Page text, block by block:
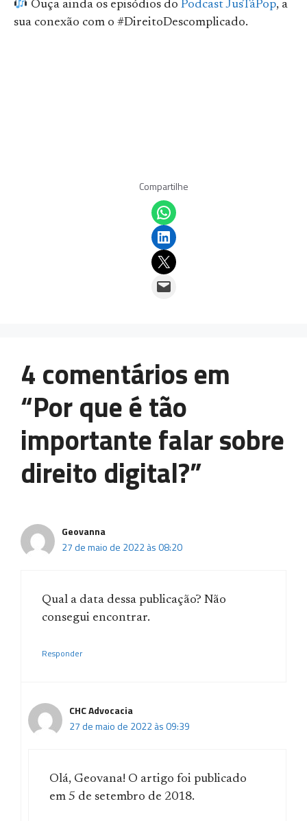
Ouça ainda os episódios do Podcast JusTáPop, a
sua conexão com o #DireitoDescomplicado.
Compartilhe
Share on WhatsApp
Share on LinkedIn
Email this Page
Email this Page
4 comentários em
“Por que é tão
importante falar sobre
direito digital?”
Geovanna
27 de maio de 2022 às 08:20
Qual a data dessa publicação? Não
consegui encontrar.
Responder
CHC Advocacia
27 de maio de 2022 às 09:39
Olá, Geovana! O artigo foi publicado
em 5 de setembro de 2018.